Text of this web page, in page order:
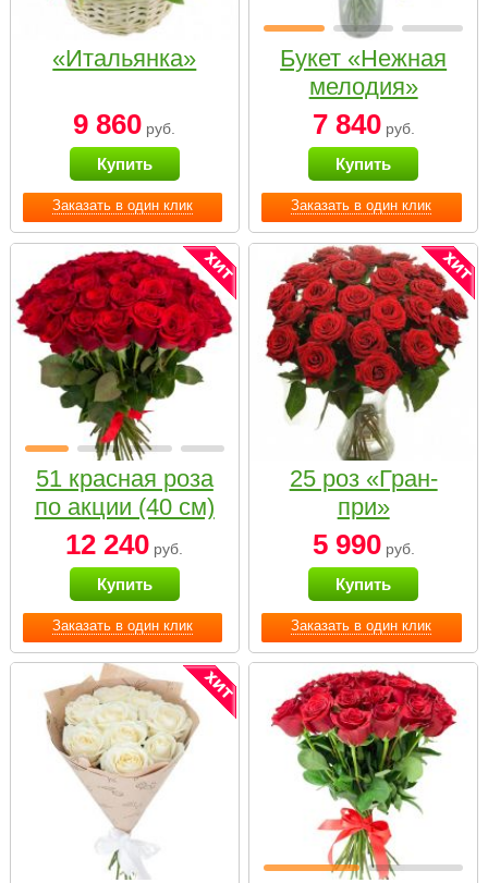
Заказать в один клик
«Итальянка»
9 860 руб.
Купить
Заказать в один клик
Букет «Нежная
мелодия»
7 840руб.
Купить
Заказать в один клик
51 красная роза
по акции (40 см)
12 240 руб.
Купить
Заказать в один клик
25 роз «Гран-
при»
5 990руб.
Купить